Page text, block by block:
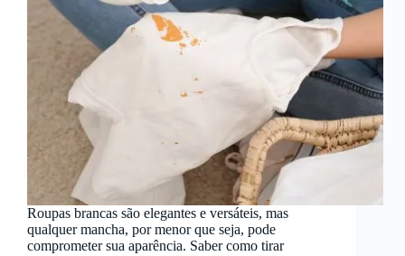
Roupas brancas são elegantes e versáteis, mas
qualquer mancha, por menor que seja, pode
comprometer sua aparência. Saber como tirar